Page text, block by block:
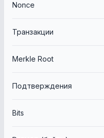
Nonce
Транзакции
Merkle Root
Подтверждения
Bits